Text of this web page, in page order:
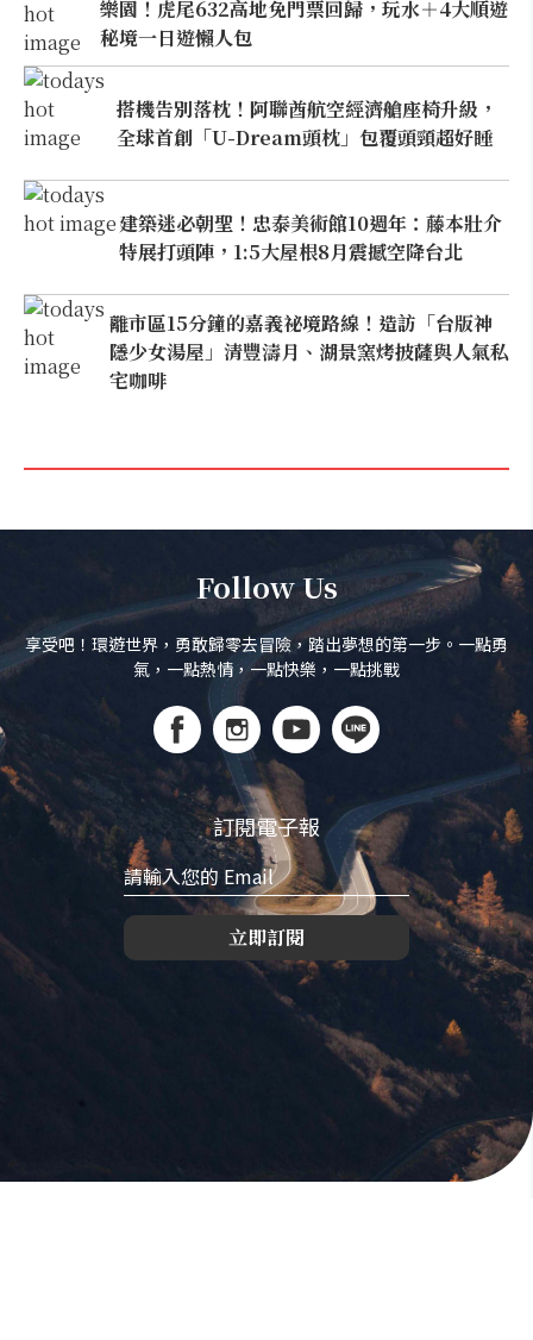
樂園！虎尾632高地免門票回歸，玩水＋4大順遊
秘境一日遊懶人包
搭機告別落枕！阿聯酋航空經濟艙座椅升級，
全球首創「U-Dream頭枕」包覆頭頸超好睡
建築迷必朝聖！忠泰美術館10週年：藤本壯介
特展打頭陣，1:5大屋根8月震撼空降台北
離市區15分鐘的嘉義祕境路線！造訪「台版神
隱少女湯屋」清豐濤月、湖景窯烤披薩與人氣私
宅咖啡
Follow Us
享受吧！環遊世界，勇敢歸零去冒險，踏出夢想的第一步。一點勇
氣，一點熱情，一點快樂，一點挑戰
訂閱電子報
立即訂閱